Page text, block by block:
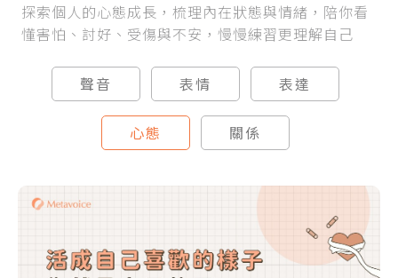
探索個人的心態成長，梳理內在狀態與情緒，陪你看
懂害怕、討好、受傷與不安，慢慢練習更理解自己
聲音 表情 表達
心態 關係